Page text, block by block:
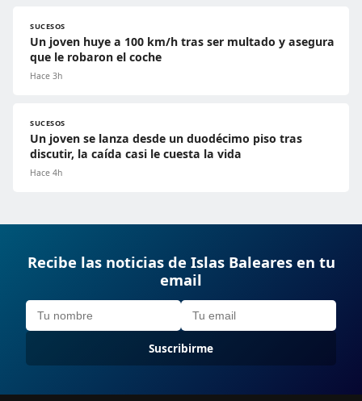
SUCESOS
Un joven huye a 100 km/h tras ser multado y asegura
que le robaron el coche
Hace 3h
SUCESOS
Un joven se lanza desde un duodécimo piso tras
discutir, la caída casi le cuesta la vida
Hace 4h
Recibe las noticias de Islas Baleares en tu
email
Suscribirme